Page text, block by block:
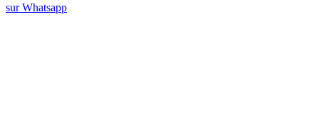
sur Whatsapp